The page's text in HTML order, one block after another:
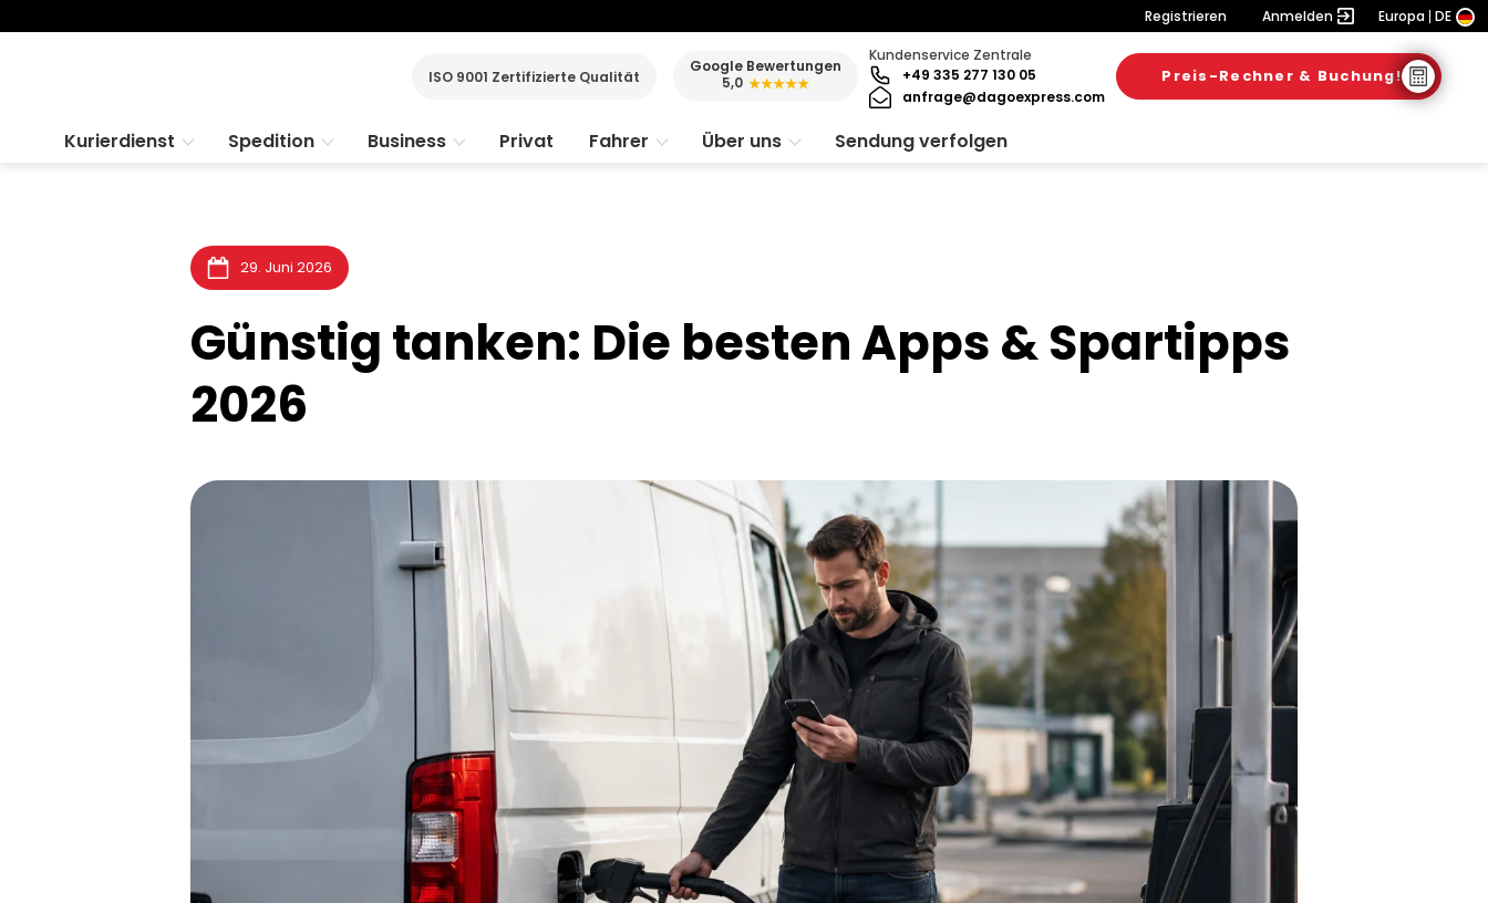
Registrieren Anmelden Europa DE
ISO 9001 Zertifizierte Qualität
Google Bewertungen
5,0 ★★★★★
Kundenservice Zentrale
+49 335 277 130 05
anfrage@dagoexpress.com
Preis-Rechner & Buchung!
Kurierdienst Spedition Business Privat Fahrer Über uns Sendung verfolgen
29. Juni 2026
Günstig tanken: Die besten Apps & Spartipps
2026
28. Juli 2026
28. Juli 2026
25. Juli 2026